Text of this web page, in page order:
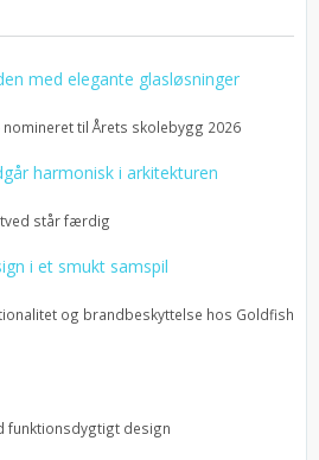
med elegante glasløsninger
nomineret til Årets skolebygg 2026
harmonisk i arkitekturen
står færdig
i et smukt samspil
og brandbeskyttelse hos Goldfish
funktionsdygtigt design